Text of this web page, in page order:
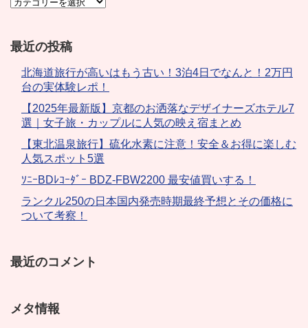
最近の投稿
北海道旅行が高いはもう古い！3泊4日でなんと！2万円
台の実体験レポ！
【2025年最新版】京都のお洒落なデザイナーズホテル7
選｜女子旅・カップルに人気の映え宿まとめ
【東北温泉旅行】硫化水素に注意！安全＆お得に楽しむ
人気スポット5選
ｿﾆｰBDﾚｺｰﾀﾞｰ BDZ-FBW2200 最安値買いする！
ランクル250の日本国内発売時期最終予想とその価格に
ついて考察！
最近のコメント
メタ情報